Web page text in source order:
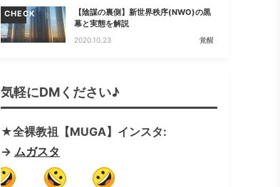
CHECK
【陰謀の裏側】新世界秩序(NWO)の黒
幕と実態を解説
2020.10.23 覚醒
気軽にDMください♪
★全裸教祖【MUGA】インスタ:
→ ムガスタ